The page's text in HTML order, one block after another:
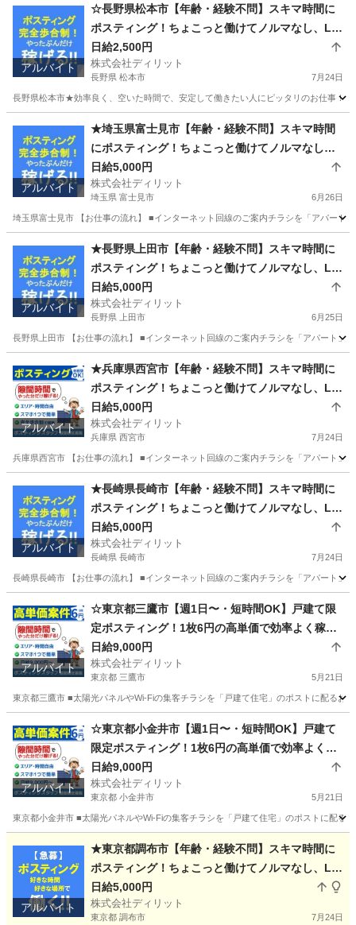
アルバイト
☆長野県松本市【年齢・経験不問】スキマ時間に
ポスティング！ちょこっと働けてノルマなし、LIN
Eのみで登録完了！ウォーキング好きにも好評≪業
務委託求人≫
日給2,500円
株式会社ディリット
長野県 松本市 7月24日
長野県松本市★効率良く、空いた時間で、安定して働きたい人にピッタリのお仕事！
ポスティング スタッフ
アルバイト
★埼玉県富士見市【年齢・経験不問】スキマ時間
にポスティング！ちょこっと働けてノルマなし、L
INEのみで登録完了！ウォーキング好きにも好評≪
業務委託求人≫
日給5,000円
株式会社ディリット
埼玉県 富士見市 6月26日
埼玉県富士見市 【お仕事の流れ】 ■インターネット回線のご案内チラシを「アパー
ポスティング スタッフ
アルバイト
★長野県上田市【年齢・経験不問】スキマ時間に
ポスティング！ちょこっと働けてノルマなし、LIN
Eのみで登録完了！ウォーキング好きにも好評≪業
務委託求人≫
日給5,000円
株式会社ディリット
長野県 上田市 6月25日
長野県上田市 【お仕事の流れ】 ■インターネット回線のご案内チラシを「アパート
ポスティング スタッフ
アルバイト
★兵庫県西宮市【年齢・経験不問】スキマ時間に
ポスティング！ちょこっと働けてノルマなし、LIN
Eのみで登録完了！ウォーキング好きにも好評≪業
務委託求人≫
日給5,000円
株式会社ディリット
兵庫県 西宮市 7月24日
兵庫県西宮市 【お仕事の流れ】 ■インターネット回線のご案内チラシを「アパート
ポスティング スタッフ
アルバイト
★長崎県長崎市【年齢・経験不問】スキマ時間に
ポスティング！ちょこっと働けてノルマなし、LIN
Eのみで登録完了！ウォーキング好きにも好評≪業
務委託求人≫
日給5,000円
株式会社ディリット
長崎県 長崎市 7月24日
長崎県長崎市 【お仕事の流れ】 ■インターネット回線のご案内チラシを「アパート
ポスティング スタッフ
アルバイト
☆東京都三鷹市【週1日〜・短時間OK】戸建て限
定ポスティング！1枚6円の高単価で効率よく稼げ
る！履歴書不要・LINEで登録完了
日給9,000円
株式会社ディリット
東京都 三鷹市 5月21日
東京都三鷹市 ■太陽光パネルやWi-Fiの集客チラシを「戸建て住宅」のポストに配る
ポスティング チラシ
アルバイト
☆東京都小金井市【週1日〜・短時間OK】戸建て
限定ポスティング！1枚6円の高単価で効率よく稼
げる！履歴書不要・LINEで登録完了
日給9,000円
株式会社ディリット
東京都 小金井市 5月21日
東京都小金井市 ■太陽光パネルやWi-Fiの集客チラシを「戸建て住宅」のポストに配
ポスティング チラシ
アルバイト
★東京都調布市【年齢・経験不問】スキマ時間に
ポスティング！ちょこっと働けてノルマなし、LIN
Eのみで登録完了！ウォーキング好きにも好評≪業
務委託求人≫
日給5,000円
株式会社ディリット
東京都 調布市 7月24日